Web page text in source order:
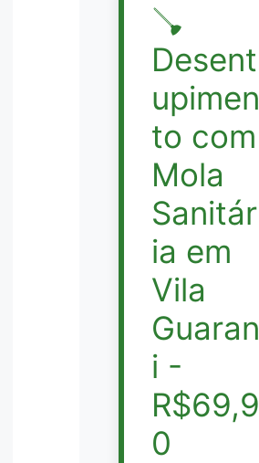
🪠
Desent
upimen
to com
Mola
Sanitár
ia em
Vila
Guaran
i -
R$69,9
0